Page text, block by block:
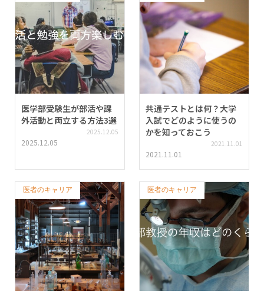
医学部受験生が部活や課
外活動と両立する方法3選
2025.12.05
2025.12.05
共通テストとは何？大学
入試でどのように使うの
かを知っておこう
2021.11.01
2021.11.01
医者のキャリア 医者のキャリア